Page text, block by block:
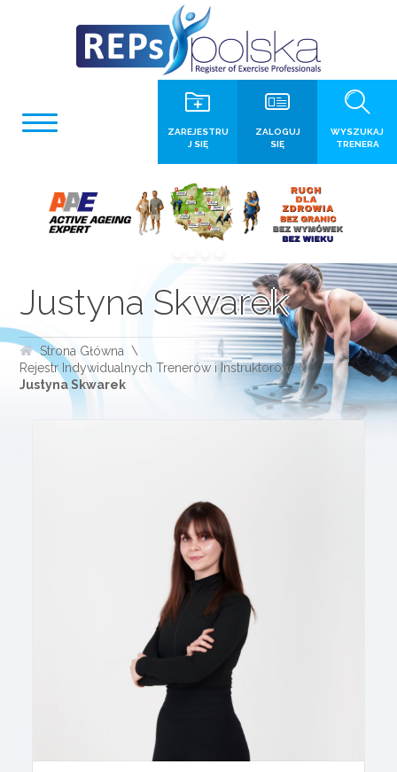
WYSZUKAJ
TRENERA
ZALOGUJ
SIĘ
ZAREJESTRU
J SIĘ
Justyna Skwarek
Strona Główna
Rejestr Indywidualnych Trenerów i Instruktorów
Justyna Skwarek